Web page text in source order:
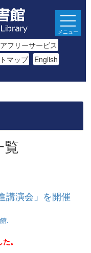
フリーサービス
マップ English
メニュー
覧
講演会」を開催
.
。